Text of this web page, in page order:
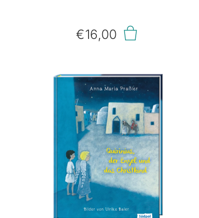
perfekt und ganz nach
seinen Vorstellungen. Doch
eigene Vorstellungen
davon, wie der weltbeste
Garten sein sollte. Während
Steve versucht, jedes Blatt
an den richtigen Platz zu
rücken, gräbt der Maulwurf
Tunnel, das Kaninchen
knabbert an Blumen, der
Biber baut Dämme und der
Waschbär schläft mitten im
Beet. Zuerst ist Steve
entsetzt, doch dann
€16,00